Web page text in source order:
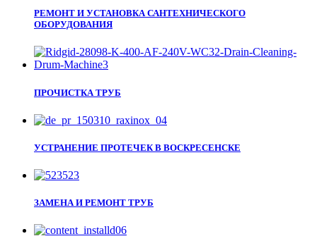
РЕМОНТ И УСТАНОВКА САНТЕХНИЧЕСКОГО
ОБОРУДОВАНИЯ
ПРОЧИСТКА ТРУБ
УСТРАНЕНИЕ ПРОТЕЧЕК В ВОСКРЕСЕНСКЕ
ЗАМЕНА И РЕМОНТ ТРУБ